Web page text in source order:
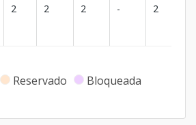
2 2 2 - 2
Reservado Bloqueada